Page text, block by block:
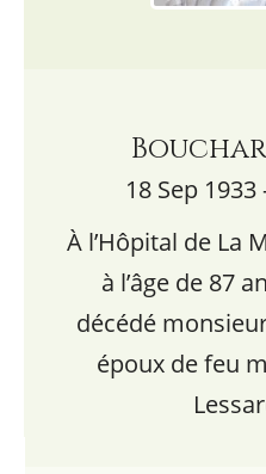
18 Sep 1933
À l’Hôpital de La
à l’âge de 87
décédé
époux de feu